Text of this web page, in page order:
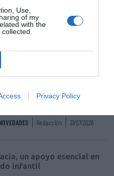
Use,
of my
with the
Privacy Policy
online de medicamentos
seguridad y
Marín Moral 28/07/2026
Nacional
Redacción 31/07/2026
un apoyo esencial en
infantil